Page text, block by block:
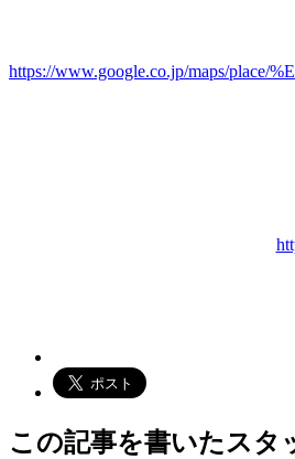
https://www.google.co.jp/maps/place/
この記事を書いたスタ